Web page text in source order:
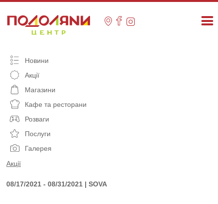
content
Новини
Акції
Магазини
Кафе та ресторани
Розваги
Послуги
Галерея
Акції
08/17/2021 - 08/31/2021 | SOVA